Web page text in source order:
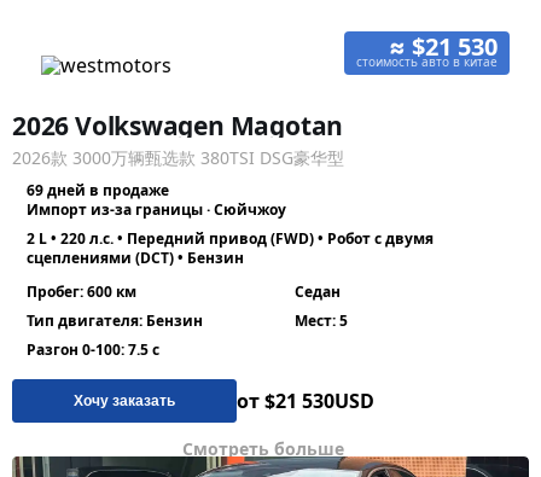
≈ $21 530
стоимость авто в китае
2026 Volkswagen Magotan
2026款 3000万辆甄选款 380TSI DSG豪华型
69 дней в продаже
Импорт из-за границы · Сюйчжоу
2 L • 220 л.с. • Передний привод (FWD) • Робот с двумя
сцеплениями (DCT) • Бензин
Пробег: 600 км
Седан
Тип двигателя: Бензин
Мест: 5
Разгон 0-100: 7.5 с
Хочу заказать от $21 530USD
Смотреть больше